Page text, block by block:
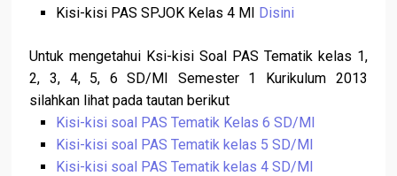
Kisi-kisi PAS SPJOK Kelas 4 MI Disini
Untuk mengetahui Ksi-kisi Soal PAS Tematik kelas 1,
2, 3, 4, 5, 6 SD/MI Semester 1 Kurikulum 2013
silahkan lihat pada tautan berikut
Kisi-kisi soal PAS Tematik Kelas 6 SD/MI
Kisi-kisi soal PAS Tematik kelas 5 SD/MI
Kisi-kisi soal PAS Tematik kelas 4 SD/MI